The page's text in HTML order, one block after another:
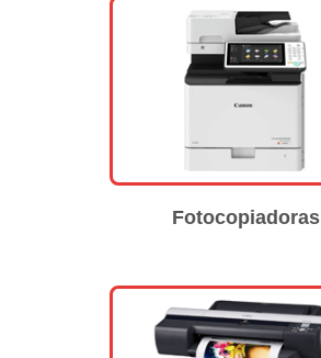
Fotocopiadoras